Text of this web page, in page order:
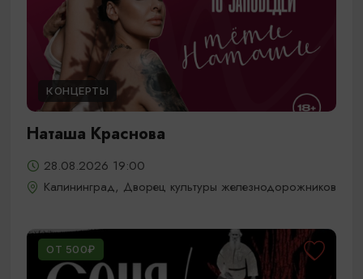
КОНЦЕРТЫ
Наташа Краснова
28.08.2026 19:00
Калининград, Дворец культуры железнодорожников
ОТ 500₽